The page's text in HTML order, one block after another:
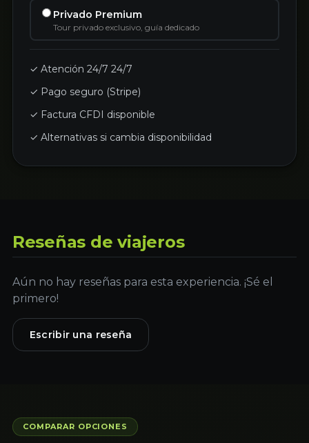
Privado Premium
Tour privado exclusivo, guía dedicado
✓ Atención 24/7 24/7
✓ Pago seguro (Stripe)
✓ Factura CFDI disponible
✓ Alternativas si cambia disponibilidad
Reseñas de viajeros
Aún no hay reseñas para esta experiencia. ¡Sé el
primero!
Escribir una reseña
COMPARAR OPCIONES